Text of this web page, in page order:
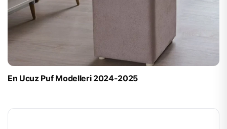
En Ucuz Puf Modelleri 2024-2025